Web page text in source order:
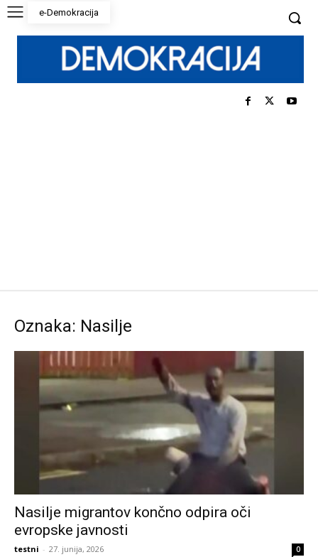
e-Demokracija
Oznaka: Nasilje
Nasilje migrantov končno odpira oči
evropske javnosti
testni - 27. junija, 2026 0